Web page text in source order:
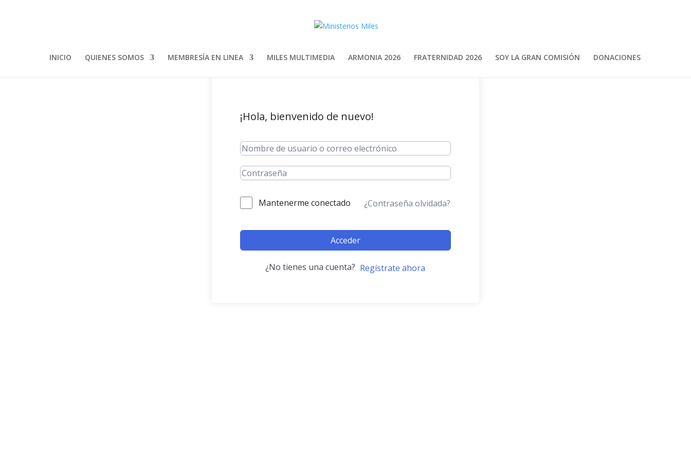
INICIO QUIENES SOMOS MEMBRESÍA EN LINEA MILES MULTIMEDIA ARMONIA 2026 FRATERNIDAD 2026 SOY LA GRAN COMISIÓN DONACIONES
¡Hola, bienvenido de nuevo!
Mantenerme conectado ¿Contraseña olvidada?
Acceder
¿No tienes una cuenta? Regístrate ahora